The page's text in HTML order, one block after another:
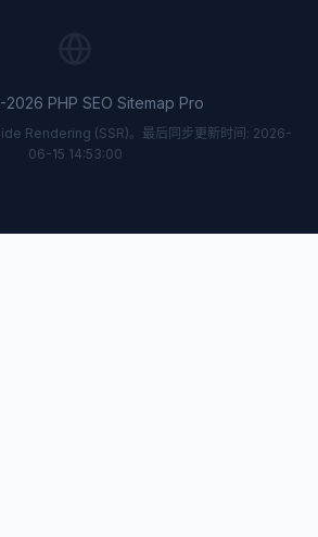
PHP SEO Sitemap Pro
Rendering (SSR)。最后同步更新时间: 2026-
06-15 14:53:00